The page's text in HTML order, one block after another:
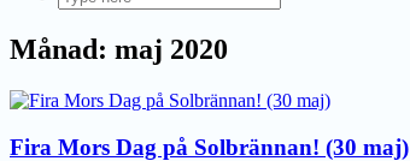
Månad: maj 2020
Fira Mors Dag på Solbrännan! (30 maj)